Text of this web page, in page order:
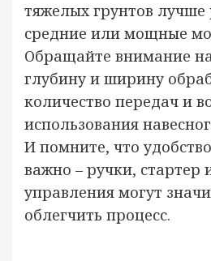
тяжелых грунтов лучше
средние или мощные
Обращайте внимание
глубину и ширину
количество передач и
использования
И помните, что
важно – ручки, стартер
управления могут
облегчить процесс.